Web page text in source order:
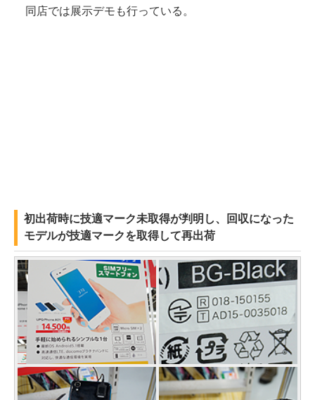
同店では展示デモも行っている。
初出荷時に技適マーク未取得が判明し、回収になった
モデルが技適マークを取得して再出荷